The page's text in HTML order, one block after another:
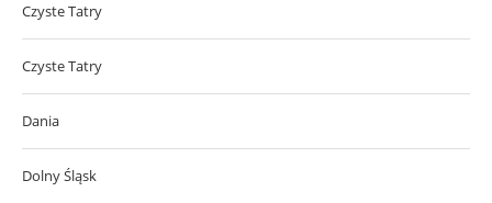
Czyste Tatry
Czyste Tatry
Dania
Dolny Śląsk